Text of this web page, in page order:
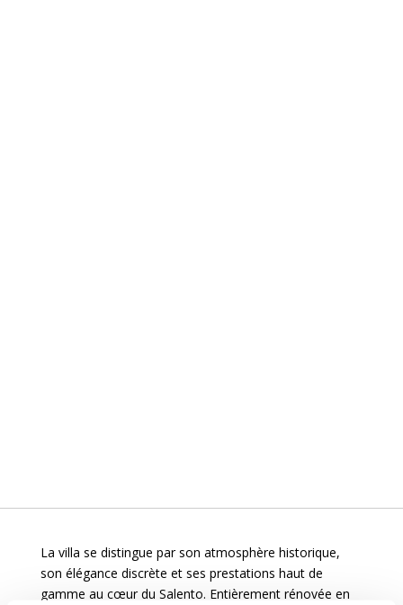
La villa se distingue par son atmosphère historique,
son élégance discrète et ses prestations haut de
gamme au cœur du Salento. Entièrement rénovée en